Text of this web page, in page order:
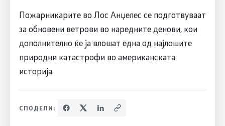
Пожарникарите во Лос Анџелес се подготвуваат
за обновени ветрови во наредните денови, кои
дополнително ќе ја влошат една од најлошите
природни катастрофи во американската
историја.
СПОДЕЛИ: